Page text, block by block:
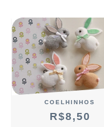
COELHINHOS
R$8,50